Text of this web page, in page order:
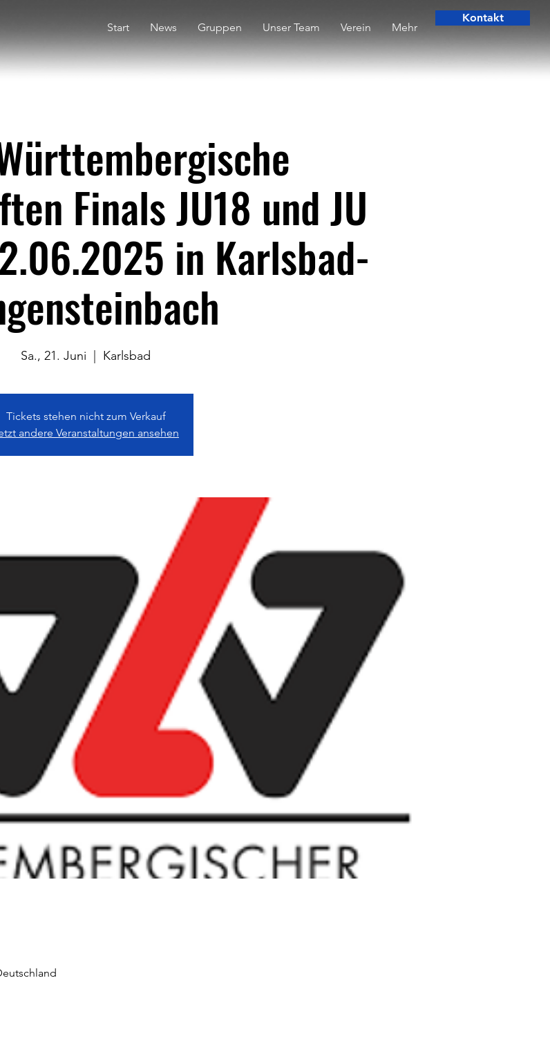
Start News Gruppen Unser Team Verein Mehr
Kontakt
Finals JU18 und JU
in Karlsbad-
Sa., 21. Juni Karlsbad
Tickets stehen nicht zum Verkauf
andere Veranstaltungen ansehen